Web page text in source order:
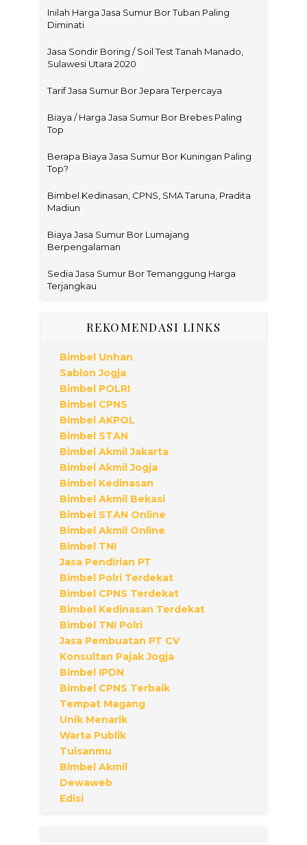
Inilah Harga Jasa Sumur Bor Tuban Paling
Diminati
Jasa Sondir Boring / Soil Test Tanah Manado,
Sulawesi Utara 2020
Tarif Jasa Sumur Bor Jepara Terpercaya
Biaya / Harga Jasa Sumur Bor Brebes Paling
Top
Berapa Biaya Jasa Sumur Bor Kuningan Paling
Top?
Bimbel Kedinasan, CPNS, SMA Taruna, Pradita
Madiun
Biaya Jasa Sumur Bor Lumajang
Berpengalaman
Sedia Jasa Sumur Bor Temanggung Harga
Terjangkau
REKOMENDASI LINKS
Bimbel Unhan
Sablon Jogja
Bimbel POLRI
Bimbel CPNS
Bimbel AKPOL
Bimbel STAN
Bimbel Akmil Jakarta
Bimbel Akmil Jogja
Bimbel Kedinasan
Bimbel Akmil Bekasi
Bimbel STAN Online
Bimbel Akmil Online
Bimbel TNI
Jasa Pendirian PT
Bimbel Polri Terdekat
Bimbel CPNS Terdekat
Bimbel Kedinasan Terdekat
Bimbel TNI Polri
Jasa Pembuatan PT CV
Konsultan Pajak Jogja
Bimbel IPDN
Bimbel CPNS Terbaik
Tempat Magang
Unik Menarik
Warta Publik
Tuisanmu
Bimbel Akmil
Dewaweb
Edisi